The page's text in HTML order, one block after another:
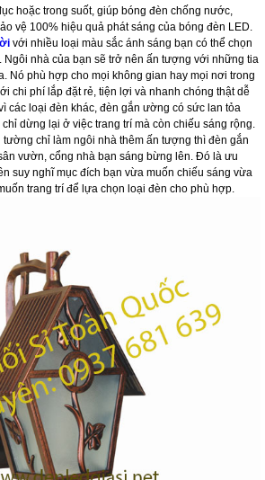
hoặc trong suốt, giúp bóng đèn chống nước,
vệ 100% hiệu quả phát sáng của bóng đèn LED.
với nhiều loại màu sắc ánh sáng bạn có thể chọn
Ngôi nhà của bạn sẽ trở nên ấn tượng với những tia
Nó phù hợp cho mọi không gian hay mọi nơi trong
chi phí lắp đặt rẻ, tiện lợi và nhanh chóng thật dễ
các loại đèn khác, đèn gắn ường có sức lan tỏa
dừng lại ở việc trang trí mà còn chiếu sáng rộng.
tường chỉ làm ngôi nhà thêm ấn tượng thì đèn gắn
vườn, cổng nhà bạn sáng bừng lên. Đó là ưu
suy nghĩ mục đích bạn vừa muốn chiếu sáng vừa
trang trí để lựa chọn loại đèn cho phù hợp.